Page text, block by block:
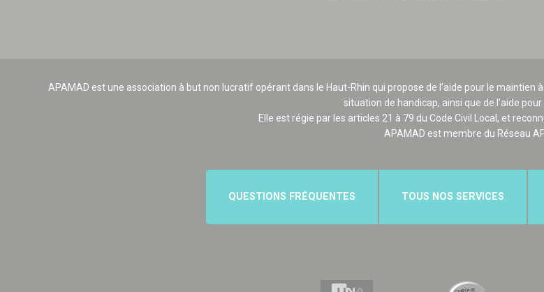
APAMAD est une association à but non lucratif opérant dans le Haut-Rhin qui propose de l’aide pour le
situation de handicap, ainsi que de l’aide
Elle est régie par les articles 21 à 79 du Code Civil Local, et
APAMAD est membre du Réseau
QUESTIONS FRÉQUENTES TOUS NOS SERVICES